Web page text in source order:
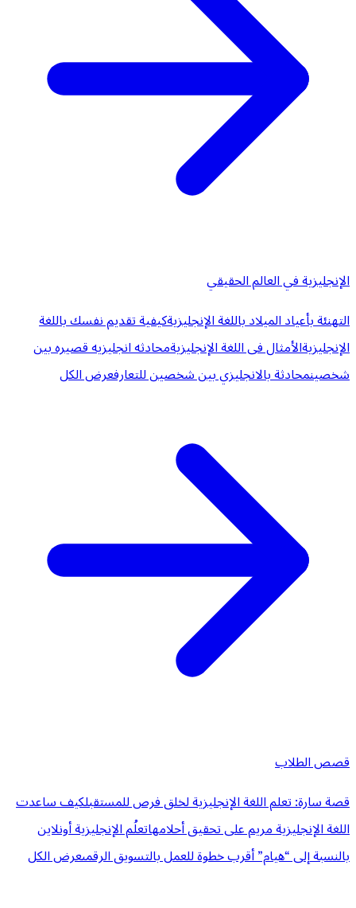
الإنجليزية في العالم الحقيقي
التهنئة بأعياد الميلاد باللغة الإنجليزيةكيفية تقديم نفسك باللغة
الإنجليزيةالأمثال فى اللغة الإنجليزيةمحادثه انجليزيه قصيره بين
شخصينمحادثة بالانجليزي بين شخصين للتعارفعرض الكل
قصص الطلاب
قصة سارة: تعلم اللغة الإنجليزية لخلق فرص للمستقبلكيف ساعدت
اللغة الإنجليزية مريم على تحقيق أحلامهاتعلُم الإنجليزية أونلاين
بالنسبة إلى “هيام” أقرب خطوة للعمل بالتسويق الرقمىعرض الكل